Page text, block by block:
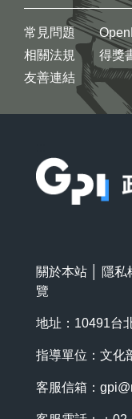
常見問題
相關法規
友善連結
得獎
關於本站 隱私
覽
地址：10491台
指導單位：文化
客服信箱：